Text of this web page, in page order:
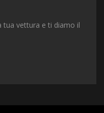
tua vettura e ti diamo il